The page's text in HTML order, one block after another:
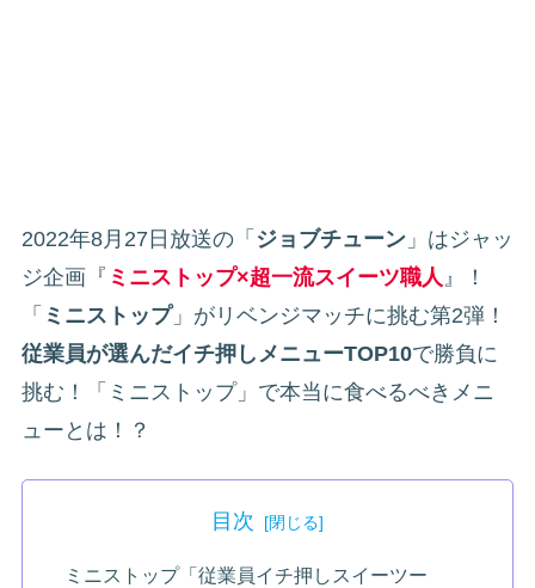
2022年8月27日放送の「 ジョブチューン 」はジャッ
ジ企画『 ミニストップ×超一流スイーツ職人 』！
「 ミニストップ」がリベンジマッチに挑む第2弾！
従業員が選んだイチ押しメニューTOP10で勝負に
挑む！「ミニストップ」で本当に食べるべきメニ
ューとは！？
目次
ミニストップ「従業員イチ押しスイーツー